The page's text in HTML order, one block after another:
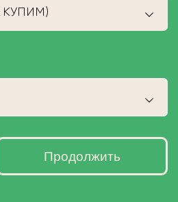
КУПИМ)
Продолжить